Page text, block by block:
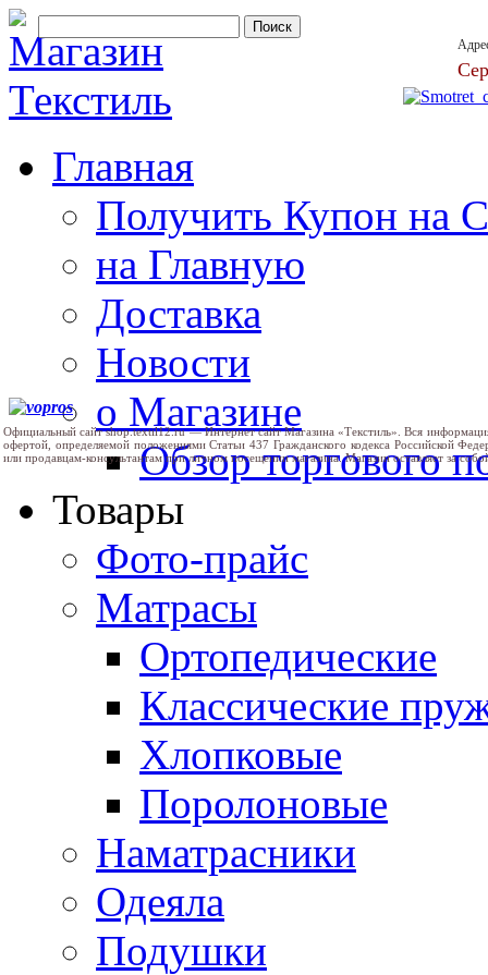
Главная
Получить Купон на
на Главную
Доставка
Новости
о Магазине
Обзор торгового
Товары
Фото-прайс
Матрасы
Ортопедические
Классические
Хлопковые
Поролоновые
Наматрасники
Одеяла
Подушки
Официальный сайт shop.textil12.ru — Интернет сайт Магазина «Текстиль». Вся
офертой, определяемой положениями Статьи 437 Гражданского кодекса Российской
или продавцам-консультантам при личном посещении магазина. Магазин оставляет за